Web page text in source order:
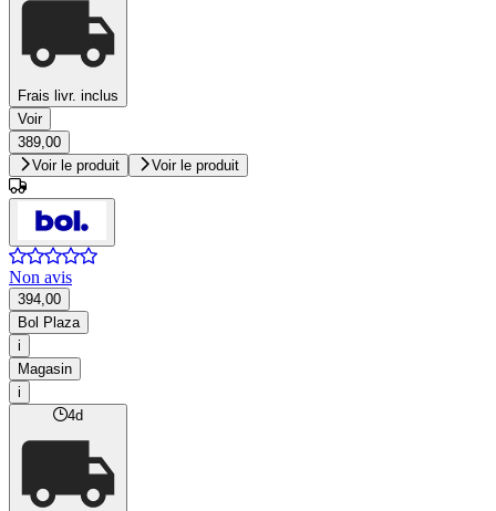
Frais livr. inclus
Voir
389,00
Voir le produit
Voir le produit
Non avis
394,00
Bol Plaza
i
Magasin
i
4d